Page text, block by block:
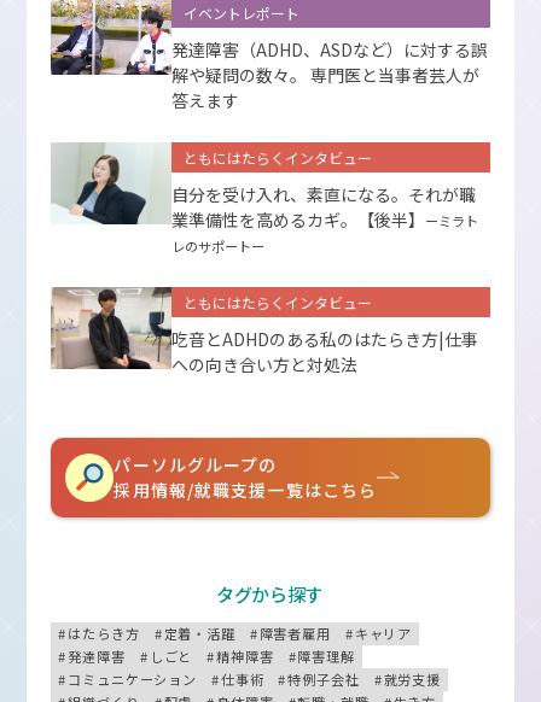
イベントレポート
発達障害（ADHD、ASDなど）に対する誤
解や疑問の数々。 専門医と当事者芸人が
答えます
ともにはたらくインタビュー
自分を受け入れ、素直になる。それが職
業準備性を高めるカギ。【後半】
ーミラト
レのサポートー
ともにはたらくインタビュー
吃音とADHDのある私のはたらき方|仕事
への向き合い方と対処法
パーソルグループの
採用情報/就職支援一覧はこちら
タグから探す
はたらき方 定着・活躍 障害者雇用
キャリア
発達障害
しごと 精神障害
障害理解
コミュニケーション
仕事術 特例子会社
就労支援